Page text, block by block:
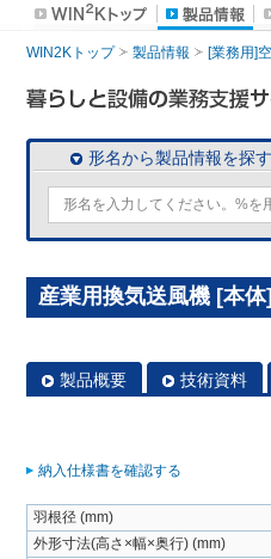
WIN2Kトップ 製品情報 [業務用]
形名から製品情報を探す
産業用換気送風機 [本
製品概要 技術資料
納入仕様書を確認する
羽根径 (mm)
外形寸法(高さ×幅×奥行) (mm)